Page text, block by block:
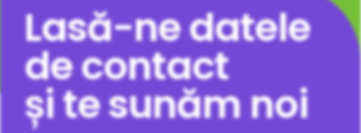
Lasă-ne datele
de contact
și te sunăm noi